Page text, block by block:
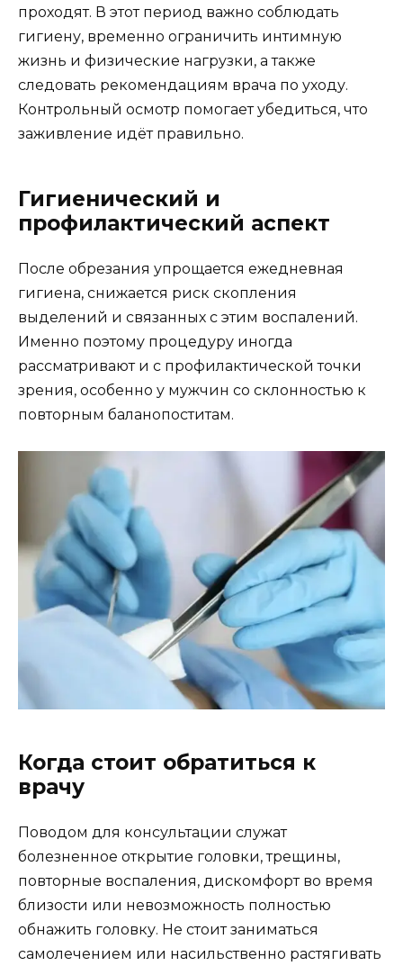
проходят. В этот период важно соблюдать
гигиену, временно ограничить интимную
жизнь и физические нагрузки, а также
следовать рекомендациям врача по уходу.
Контрольный осмотр помогает убедиться, что
заживление идёт правильно.
Гигиенический и
профилактический аспект
После обрезания упрощается ежедневная
гигиена, снижается риск скопления
выделений и связанных с этим воспалений.
Именно поэтому процедуру иногда
рассматривают и с профилактической точки
зрения, особенно у мужчин со склонностью к
повторным баланопоститам.
Когда стоит обратиться к
врачу
Поводом для консультации служат
болезненное открытие головки, трещины,
повторные воспаления, дискомфорт во время
близости или невозможность полностью
обнажить головку. Не стоит заниматься
самолечением или насильственно растягивать